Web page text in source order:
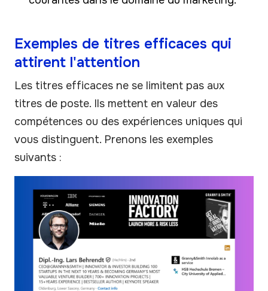
Exemples de titres efficaces qui
attirent l'attention
Les titres efficaces ne se limitent pas aux
titres de poste. Ils mettent en valeur des
compétences ou des expériences uniques qui
vous distinguent. Prenons les exemples
suivants :